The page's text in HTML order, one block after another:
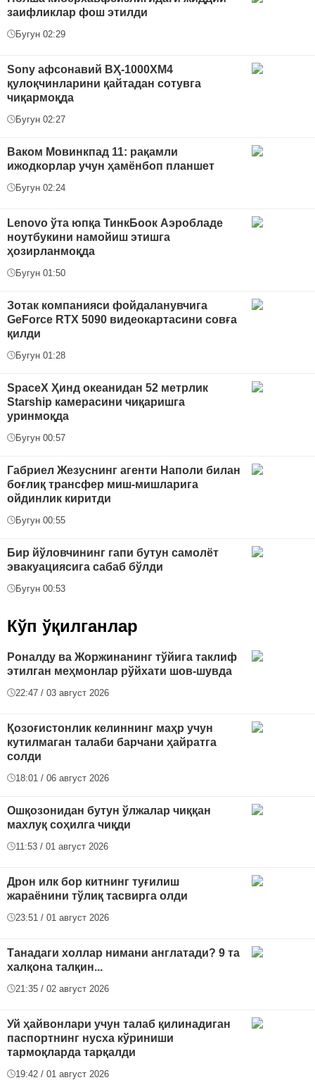
заифликлар фош этилди
Бугун 02:29
Sony афсонавий ВҲ-1000XM4
қулоқчинларини қайтадан сотувга
чиқармоқда
Бугун 02:27
Ваком Мовинкпад 11: рақамли
ижодкорлар учун ҳамёнбоп планшет
Бугун 02:24
Lenovo ўта юпқа ТинкБоок Аэробладе
ноутбукини намойиш этишга
ҳозирланмоқда
Бугун 01:50
Зотак компанияси фойдаланувчига
GeForce RTX 5090 видеокартасини совға
қилди
Бугун 01:28
SpaceX Ҳинд океанидан 52 метрлик
Starship камерасини чиқаришга
уринмоқда
Бугун 00:57
Габриел Жезуснинг агенти Наполи билан
боғлиқ трансфер миш-мишларига
ойдинлик киритди
Бугун 00:55
Бир йўловчининг гапи бутун самолёт
эвакуациясига сабаб бўлди
Бугун 00:53
Кўп ўқилганлар
Роналду ва Жоржинанинг тўйига таклиф
этилган меҳмонлар рўйхати шов-шувда
22:47 / 03 август 2026
Қозоғистонлик келиннинг маҳр учун
кутилмаган талаби барчани ҳайратга
солди
18:01 / 06 август 2026
Ошқозонидан бутун ўлжалар чиққан
махлуқ соҳилга чиқди
11:53 / 01 август 2026
Дрон илк бор китнинг туғилиш
жараёнини тўлиқ тасвирга олди
23:51 / 01 август 2026
Танадаги холлар нимани англатади? 9 та
халқона талқин...
21:35 / 02 август 2026
Уй ҳайвонлари учун талаб қилинадиган
паспортнинг нусха кўриниши
тармоқларда тарқалди
19:42 / 01 август 2026